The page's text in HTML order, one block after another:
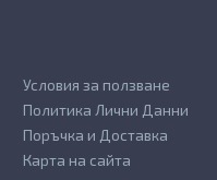
Условия за ползване
Политика Лични Данни
Поръчка и Доставка
Карта на сайта